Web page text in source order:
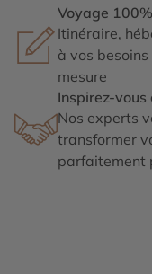
Voyage
Itinéraire,
à vos
mesure
Inspirez-vous
Nos experts
transformer
parfaitement